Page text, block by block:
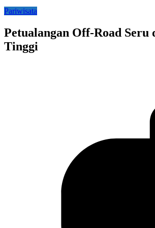
Pariwisata
Petualangan Off-Road
Tinggi